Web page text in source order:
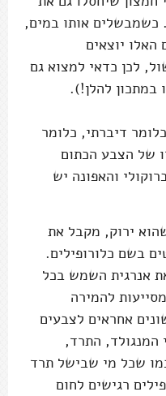
כשמבשלים אותו במים,
האלו יוצאים
לכן כדאי למצוא גם
במתכון להלן!).
דיברתי, כלומר
של הצבע הכתום
והאפונה יש
ירוק, מקבל את
בשם כלורופילים.
אנרגית השמש בכל
להמירה
אחראים לצבעים
המנגולד, התרד,
שכל מי שבישל תרד
רגישים לחום